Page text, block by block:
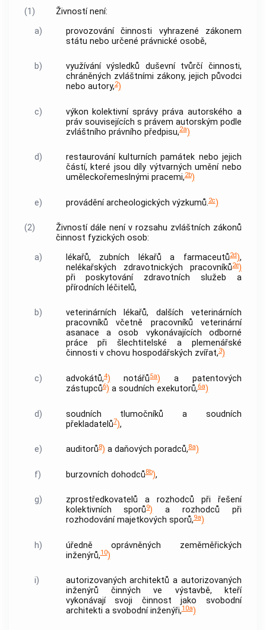
(1) Živnostínení:
a)
provozování činnosti vyhrazené zákonem
státu nebo určené právnické osobě,
b)
využívání výsledků duševní tvůrčí činnosti,
chráněných zvláštními zákony, jejich původci
nebo autory,2)
c)
výkon kolektivní správy práva autorského a
práv souvisejících s právem autorským podle
zvláštního právního předpisu,2a)
d)
restaurování kulturních památek nebo jejich
částí, které jsou díly výtvarných umění nebo
uměleckořemeslnými pracemi,2b)
e) provádění archeologických výzkumů.2c)
(2) Živnostídále není v rozsahu zvláštních zákonů
činnost fyzických osob:
a)
lékařů, zubních lékařů a farmaceutů2d),
nelékařských zdravotnických pracovníků2e)
při poskytování zdravotních služeb a
přírodních léčitelů,
b)
veterinárních lékařů, dalších veterinárních
pracovníků včetně pracovníků veterinární
asanace a osob vykonávajících odborné
práce při šlechtitelské a plemenářské
činnosti v chovu hospodářských zvířat,3)
c) advokátů,4) notářů5a) a patentových
zástupců6) a soudních exekutorů,6a)
d)
soudních tlumočníků a soudních
překladatelů7),
e) auditorů8) a daňových poradců,8a)
f) burzovních dohodců8b),
g)
zprostředkovatelů a rozhodců při řešení
kolektivních sporů9) a rozhodců při
rozhodování majetkových sporů,9a)
h)
úředně oprávněných zeměměřických
inženýrů,10)
i)
autorizovaných architektů a autorizovaných
inženýrů činných ve výstavbě, kteří
vykonávají svoji činnost jako svobodní
architekti a svobodní inženýři,10a)